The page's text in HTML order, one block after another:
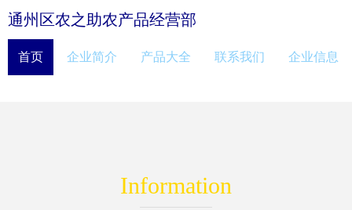
通州区农之助农产品经营部
首页 企业简介 产品大全 联系我们 企业信息
Information